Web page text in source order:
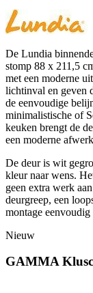
De Lundia
stomp 88 x 211,5
met een moderne
lichtinval en geven
de eenvoudige
minimalistische of
keuken brengt de
een moderne
De deur is wit
kleur naar wens.
geen extra werk
deurgreep, een
montage
Nieuw
GAMMA